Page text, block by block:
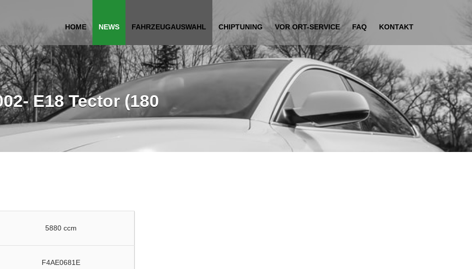
HOME NEWS FAHRZEUGAUSWAHL CHIPTUNING VOR ORT-SERVICE FAQ KONTAKT
E18 Tector (180
5880 ccm
F4AE0681E